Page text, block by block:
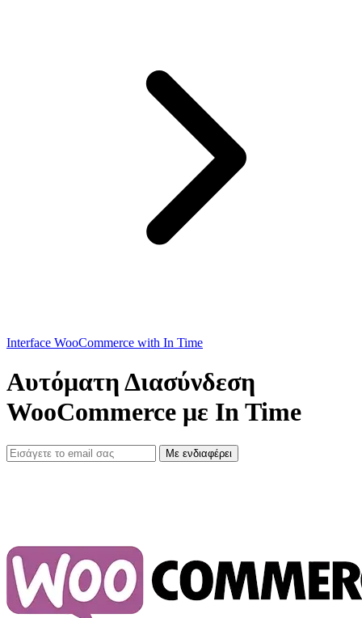
Interface WooCommerce with In Time
Αυτόματη Διασύνδεση
WooCommerce με In Time
Με ενδιαφέρει